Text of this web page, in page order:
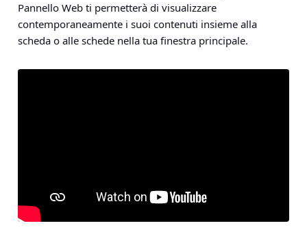
Pannello Web ti permetterà di visualizzare
contemporaneamente i suoi contenuti insieme alla
scheda o alle schede nella tua finestra principale.